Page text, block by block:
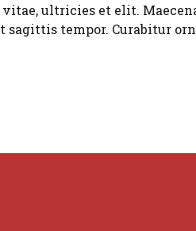
ultricies et elit.
tempor. Curabitur